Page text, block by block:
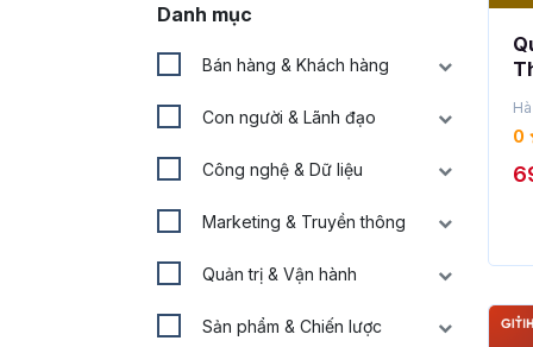
Danh mục
Bán hàng & Khách hàng
Con người & Lãnh đạo
Công nghệ & Dữ liệu
Marketing & Truyền thông
Quản trị & Vận hành
Sản phẩm & Chiến lược
0